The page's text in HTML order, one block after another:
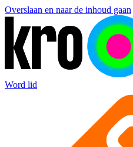
Overslaan en naar de inhoud gaan
Word lid